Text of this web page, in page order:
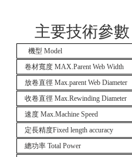
主要技術參數
機型 Model
卷材寬度 MAX.Parent Web Width
放卷直徑 Max.parent Web Diameter
收卷直徑 Max.Rewinding Diameter
速度 Max.Machine Speed
定長精度Fixed length accuracy
總功率 Total Power